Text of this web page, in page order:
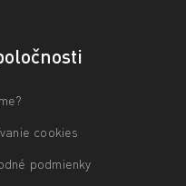
cookies
podmienky